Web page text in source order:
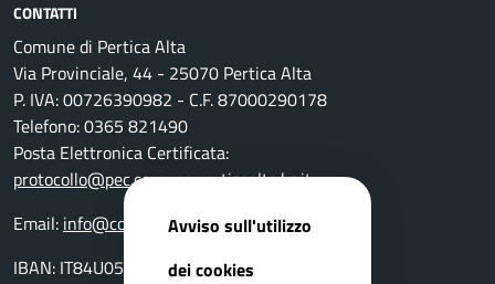
CONTATTI
Comune di Pertica Alta
Via Provinciale, 44 - 25070 Pertica Alta
P. IVA: 00726390982 - C.F. 87000290178
Telefono: 0365 821490
Posta Elettronica Certificata:
protocollo@pec.comune.perticaalta.bs.it
Email: info@comune.perticaalta.bs.it
IBAN: IT84U0511655390000000028800
Avviso sull'utilizzo
dei cookies